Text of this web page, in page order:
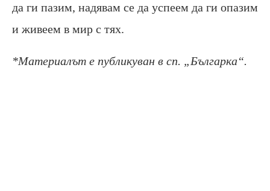
да ги пазим, надявам се да успеем да ги опазим
и живеем в мир с тях.
*Материалът е публикуван в сп. „Българка“.